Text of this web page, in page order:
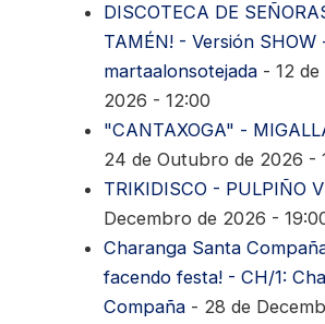
DISCOTECA DE
TAMÉN! - Versión SHOW
martaalonsotejada- 12 de
2026 - 12:00
"CANTAXOGA" -
24 de Outubro de 2026 -
TRIKIDISCO - PULPIÑO
Decembro de 2026 -
Charanga Santa
facendo festa! - CH/1:
Compaña- 28 de